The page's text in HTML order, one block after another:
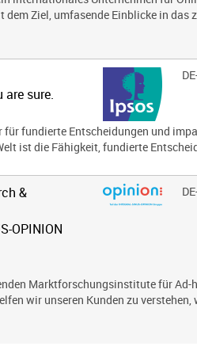
Ziel, umfasende Einblicke in das
sure.
für fundierte Entscheidungen und
ist die Fähigkeit, fundierte
&
OPINION
Marktforschungsinstitute für
wir unseren Kunden zu